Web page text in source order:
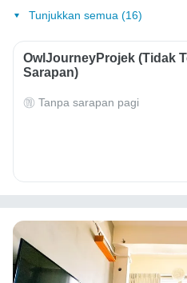
Tunjukkan semua (16)
OwlJourneyProjek (Tidak
Sarapan)
Tanpa sarapan pagi